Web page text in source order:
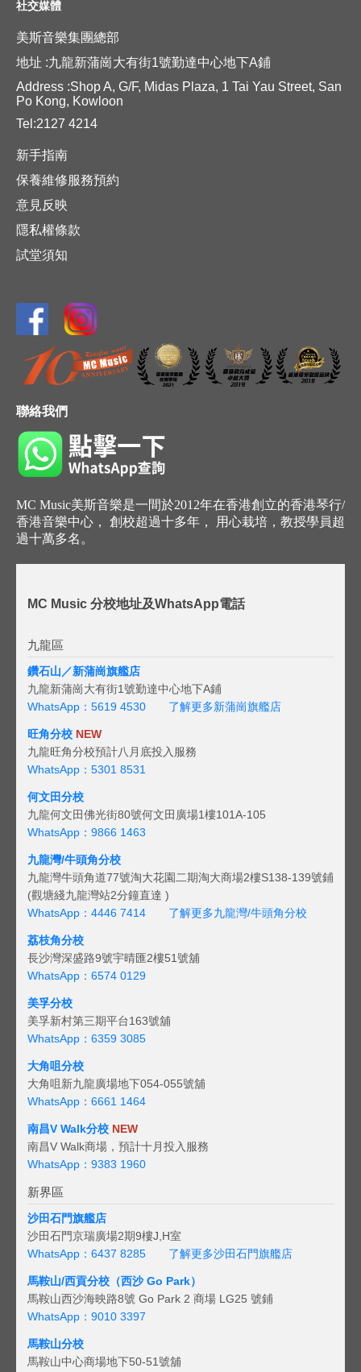
社交媒體
美斯音樂集團總部
地址 :九龍新蒲崗大有街1號勤達中心地下A鋪
Address :Shop A, G/F, Midas Plaza, 1 Tai Yau Street, San
Po Kong, Kowloon
Tel:2127 4214
新手指南
保養維修服務預約
意見反映
隱私權條款
試堂須知
聯絡我們
MC Music美斯音樂是一間於2012年在香港創立的香港琴行/
香港音樂中心， 創校超過十多年， 用心栽培，教授學員超
過十萬多名。
MC Music 分校地址及WhatsApp電話
九龍區
鑽石山／新蒲崗旗艦店
九龍新蒲崗大有街1號勤達中心地下A鋪
WhatsApp：5619 4530
了解更多新蒲崗旗艦店
旺角分校 NEW
九龍旺角分校預計八月底投入服務
WhatsApp：5301 8531
何文田分校
九龍何文田佛光街80號何文田廣場1樓101A-105
WhatsApp：9866 1463
九龍灣/牛頭角分校
九龍灣牛頭角道77號淘大花園二期淘大商場2樓S138-139號鋪
(觀塘綫九龍灣站2分鐘直達 )
WhatsApp：4446 7414
了解更多九龍灣/牛頭角分校
荔枝角分校
長沙灣深盛路9號宇晴匯2樓51號舖
WhatsApp：6574 0129
美孚分校
美孚新村第三期平台163號舖
WhatsApp：6359 3085
大角咀分校
大角咀新九龍廣場地下054-055號舖
WhatsApp：6661 1464
南昌V Walk分校 NEW
南昌V Walk商場，預計十月投入服務
WhatsApp：9383 1960
新界區
沙田石門旗艦店
沙田石門京瑞廣場2期9樓J,H室
WhatsApp：6437 8285
了解更多沙田石門旗艦店
馬鞍山/西貢分校（西沙 Go Park）
馬鞍山西沙海映路8號 Go Park 2 商場 LG25 號鋪
WhatsApp：9010 3397
馬鞍山分校
馬鞍山中心商場地下50-51號舖